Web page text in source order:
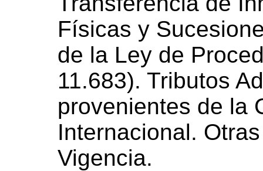
Físicas y
de la Ley de
11.683). Tributos
provenientes de la
Internacional.
Vigencia.